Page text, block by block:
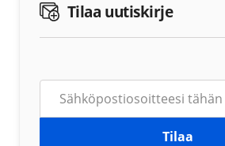
Tilaa uutiskirje
Tilaa